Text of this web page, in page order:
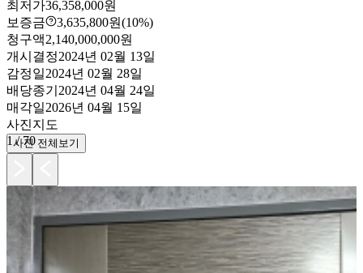
최저가36,358,000원
보증금
3,635,800원(10%)
청구액2,140,000,000원
개시결정2024년 02월 13일
감정일2024년 02월 28일
배당종기 2024년 04월 24일
매각일2026년 04월 15일
사진지도
1 /70
사진 전체보기